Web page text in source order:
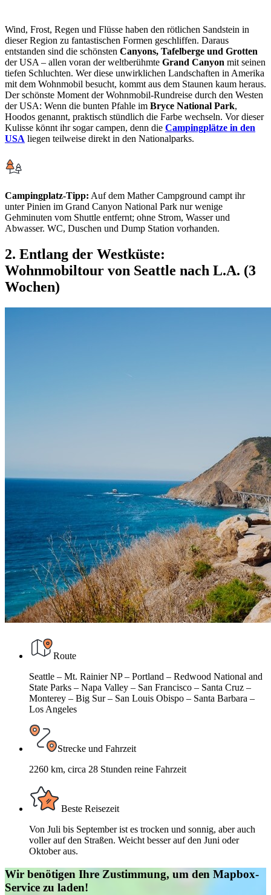
Wind, Frost, Regen und Flüsse haben den rötlichen Sandstein in
dieser Region zu fantastischen Formen geschliffen. Daraus
entstanden sind die schönsten Canyons, Tafelberge und Grotten
der USA – allen voran der weltberühmte Grand Canyon mit seinen
tiefen Schluchten. Wer diese unwirklichen Landschaften in Amerika
mit dem Wohnmobil besucht, kommt aus dem Staunen kaum heraus.
Der schönste Moment der Wohnmobil-Rundreise durch den Westen
der USA: Wenn die bunten Pfahle im Bryce National Park,
Hoodos genannt, praktisch stündlich die Farbe wechseln. Vor dieser
Kulisse könnt ihr sogar campen, denn die Campingplätze in den
USA liegen teilweise direkt in den Nationalparks.
Campingplatz-Tipp: Auf dem Mather Campground campt ihr
unter Pinien im Grand Canyon National Park nur wenige
Gehminuten vom Shuttle entfernt; ohne Strom, Wasser und
Abwasser. WC, Duschen und Dump Station vorhanden.
2. Entlang der Westküste:
Wohnmobiltour von Seattle nach L.A. (3
Wochen)
Route
Seattle – Mt. Rainier NP – Portland – Redwood National and
State Parks – Napa Valley – San Francisco – Santa Cruz –
Monterey – Big Sur – San Louis Obispo – Santa Barbara –
Los Angeles
Strecke und Fahrzeit
2260 km, circa 28 Stunden reine Fahrzeit
Beste Reisezeit
Von Juli bis September ist es trocken und sonnig, aber auch
voller auf den Straßen. Weicht besser auf den Juni oder
Oktober aus.
Wir benötigen Ihre Zustimmung, um den Mapbox-
Service zu laden!